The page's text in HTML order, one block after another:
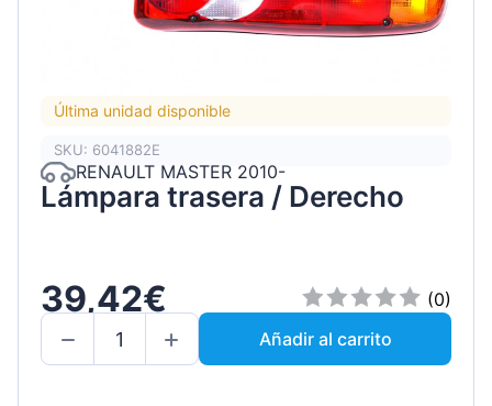
Última unidad disponible
SKU: 6041882E
RENAULT MASTER 2010-
Lámpara trasera / Derecho
39,42€
(0)
Añadir al carrito